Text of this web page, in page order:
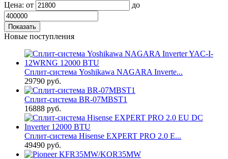
Цена: от до
Новые поступления
Сплит-система Yoshikawa NAGARA Inverte...
29790 руб.
Сплит-система BR-07MBST1
16888 руб.
Сплит-система Hisense EXPERT PRO 2.0 E...
49490 руб.